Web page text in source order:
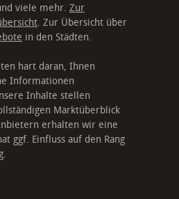
viele mehr. Zur
. Zur Übersicht über
in den Städten.
hart daran, Ihnen
Informationen
Inhalte stellen
Marktüberblick
erhalten wir eine
ggf. Einfluss auf den Rang